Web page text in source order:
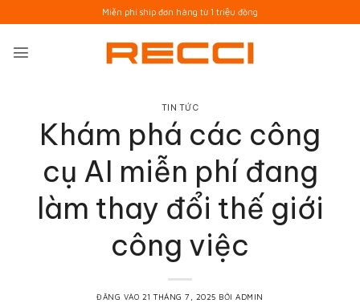
qua
nội
Miễn phí ship đơn hàng từ 1 triệu đồng
TIN TỨC
Khám phá các công
cụ AI miễn phí đang
làm thay đổi thế giới
công việc
ĐĂNG VÀO 21 THÁNG 7, 2025 BỞIADMIN